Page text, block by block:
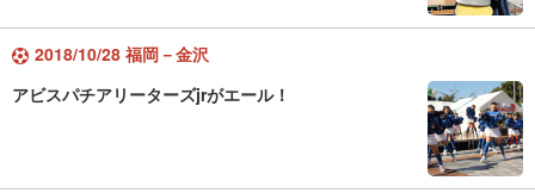
2018/10/28 福岡－金沢
アビスパチアリーターズjrがエール！